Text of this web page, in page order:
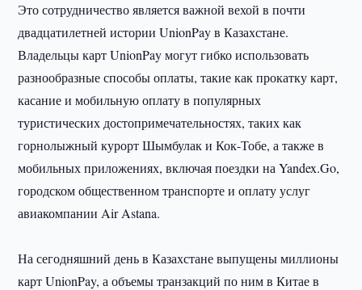
Это сотрудничество является важной вехой в почти
двадцатилетней истории UnionPay в Казахстане.
Владельцы карт UnionPay могут гибко использовать
разнообразные способы оплаты, такие как прокатку карт,
касание и мобильную оплату в популярных
туристических достопримечательностях, таких как
горнолыжный курорт Шымбулак и Кок-Тобе, а также в
мобильных приложениях, включая поездки на Yandex.Go,
городском общественном транспорте и оплату услуг
авиакомпании Air Astana.
На сегодняшний день в Казахстане выпущены миллионы
карт UnionPay, а объемы транзакций по ним в Китае в